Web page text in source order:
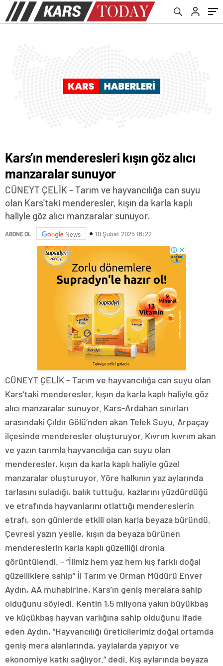
Kars’ın menderesleri kışın göz alıcı
manzaralar sunuyor
CÜNEYT ÇELİK - Tarım ve hayvancılığa can suyu
olan Kars'taki menderesler, kışın da karla kaplı
haliyle göz alıcı manzaralar sunuyor.
ABONE OL News 10 Şubat 2025 16:22
CÜNEYT ÇELİK – Tarım ve hayvancılığa can suyu olan
Kars’taki menderesler, kışın da karla kaplı haliyle göz
alıcı manzaralar sunuyor. Kars-Ardahan sınırları
arasındaki Çıldır Gölü’nden akan Telek Suyu, Arpaçay
ilçesinde menderesler oluşturuyor. Kıvrım kıvrım akan
ve yazın tarımla hayvancılığa can suyu olan
menderesler, kışın da karla kaplı haliyle güzel
manzaralar oluşturuyor. Yöre halkının yaz aylarında
tarlasını suladığı, balık tuttuğu, kazlarını yüzdürdüğü
ve etrafında hayvanlarını otlattığı mendereslerin
etrafı, son günlerde etkili olan karla beyaza büründü.
Çevresi yazın yeşile, kışın da beyaza bürünen
mendereslerin karla kaplı güzelliği dronla
görüntülendi. – “İlimiz hem yaz hem kış farklı doğal
güzelliklere sahip” İl Tarım ve Orman Müdürü Enver
Aydın, AA muhabirine, Kars’ın geniş meralara sahip
olduğunu söyledi. Kentin 1,5 milyona yakın büyükbaş
ve küçükbaş hayvan varlığına sahip olduğunu ifade
eden Aydın, “Hayvancılığı üreticilerimiz doğal ortamda
geniş mera alanlarında, yaylalarda yapıyor ve
ekonomiye katkı sağlıyor.” dedi. Kış aylarında beyaza